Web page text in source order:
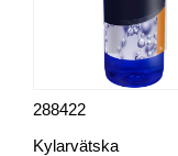
Kylarvätska
288422